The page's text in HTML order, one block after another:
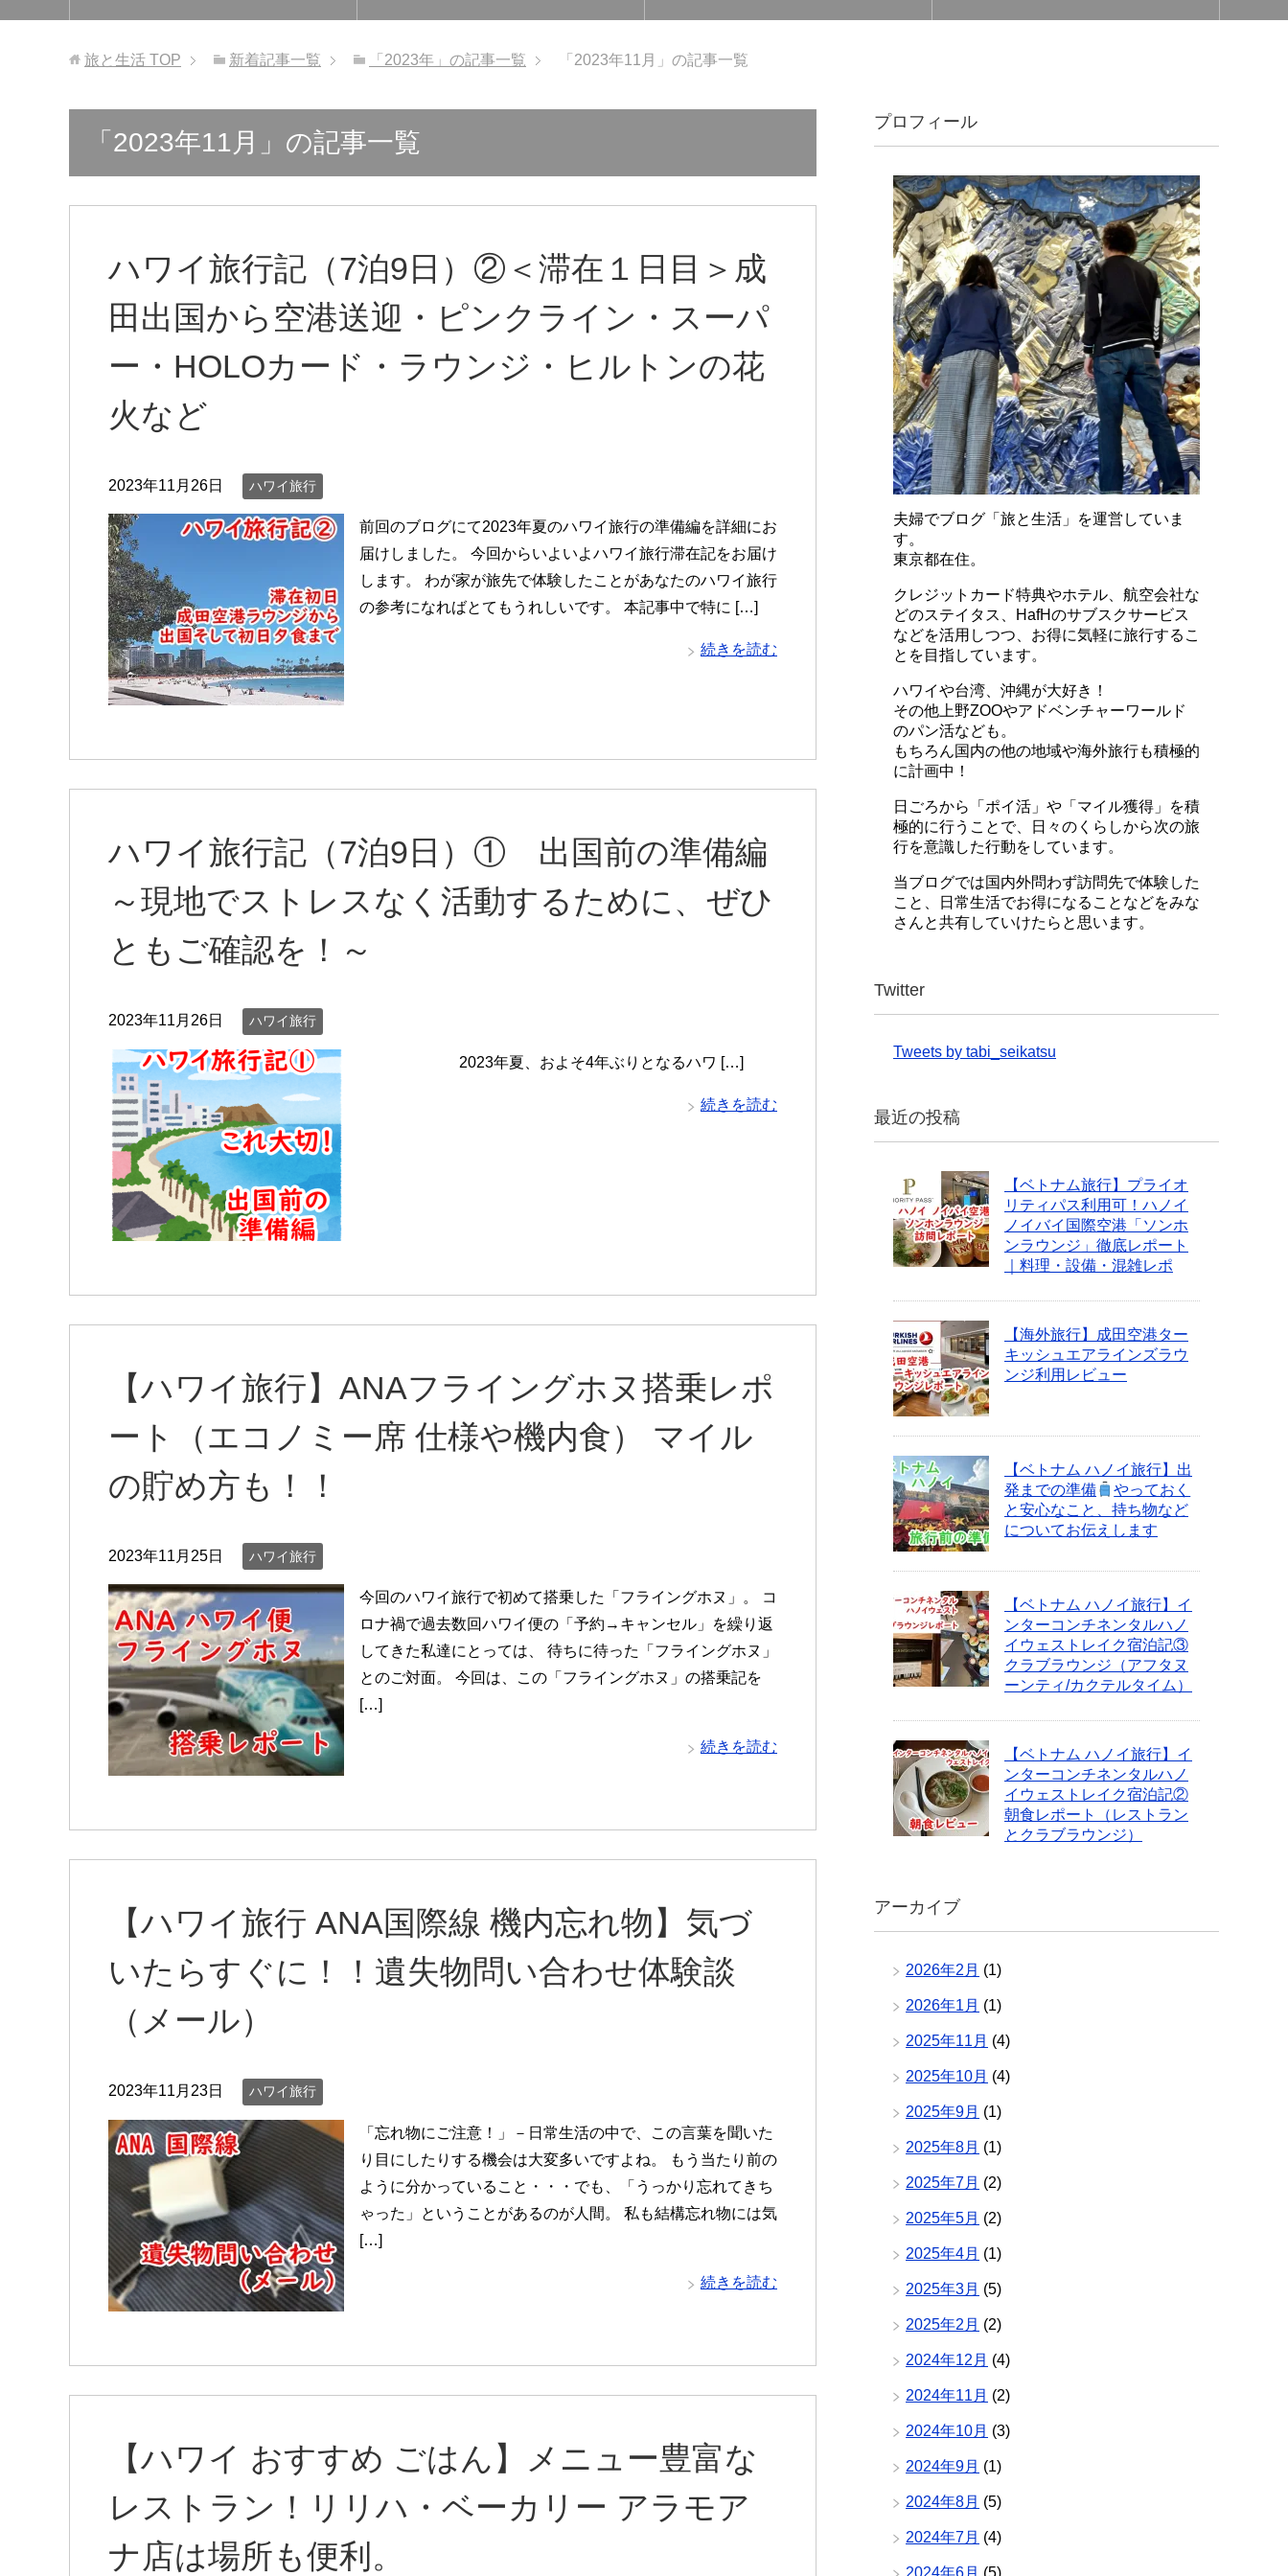
旅と生活 TOP 新着記事一覧 「2023年」の記事一覧 「2023年11月」の記事一覧
「2023年11月」の記事一覧
ハワイ旅行記（7泊9日）②＜滞在１日目＞成
田出国から空港送迎・ピンクライン・スーパ
ー・HOLOカード・ラウンジ・ヒルトンの花
火など
2023年11月26日 ハワイ旅行
前回のブログにて2023年夏のハワイ旅行の準備編を詳細にお
届けしました。 今回からいよいよハワイ旅行滞在記をお届け
します。 わが家が旅先で体験したことがあなたのハワイ旅行
の参考になればとてもうれしいです。 本記事中で特に […]
続きを読む
ハワイ旅行記（7泊9日）① 出国前の準備編
～現地でストレスなく活動するために、ぜひ
ともご確認を！～
2023年11月26日 ハワイ旅行
2023年夏、およそ4年ぶりとなるハワ […]
続きを読む
【ハワイ旅行】ANAフライングホヌ搭乗レポ
ート（エコノミー席 仕様や機内食） マイル
の貯め方も！！
2023年11月25日 ハワイ旅行
今回のハワイ旅行で初めて搭乗した「フライングホヌ」。 コ
ロナ禍で過去数回ハワイ便の「予約→キャンセル」を繰り返
してきた私達にとっては、 待ちに待った「フライングホヌ」
とのご対面。 今回は、この「フライングホヌ」の搭乗記を
[…]
続きを読む
【ハワイ旅行 ANA国際線 機内忘れ物】気づ
いたらすぐに！！遺失物問い合わせ体験談
（メール）
2023年11月23日 ハワイ旅行
「忘れ物にご注意！」－日常生活の中で、この言葉を聞いた
り目にしたりする機会は大変多いですよね。 もう当たり前の
ように分かっていること・・・でも、「うっかり忘れてきち
ゃった」ということがあるのが人間。 私も結構忘れ物には気
[…]
続きを読む
【ハワイ おすすめ ごはん】メニュー豊富な
レストラン！リリハ・ベーカリー アラモア
ナ店は場所も便利。
プロフィール
夫婦でブログ「旅と生活」を運営していま
す。
東京都在住。
クレジットカード特典やホテル、航空会社な
どのステイタス、HafHのサブスクサービス
などを活用しつつ、お得に気軽に旅行するこ
とを目指しています。
ハワイや台湾、沖縄が大好き！
その他上野ZOOやアドベンチャーワールド
のパン活なども。
もちろん国内の他の地域や海外旅行も積極的
に計画中！
日ごろから「ポイ活」や「マイル獲得」を積
極的に行うことで、日々のくらしから次の旅
行を意識した行動をしています。
当ブログでは国内外問わず訪問先で体験した
こと、日常生活でお得になることなどをみな
さんと共有していけたらと思います。
Twitter
Tweets by tabi_seikatsu
最近の投稿
【ベトナム旅行】プライオ
リティパス利用可！ハノイ
ノイバイ国際空港「ソンホ
ンラウンジ」徹底レポート
｜料理・設備・混雑レポ
【海外旅行】成田空港ター
キッシュエアラインズラウ
ンジ利用レビュー
【ベトナム ハノイ旅行】出
発までの準備
やっておく
と安心なこと、持ち物など
についてお伝えします
【ベトナム ハノイ旅行】イ
ンターコンチネンタルハノ
イウェストレイク宿泊記③
クラブラウンジ（アフタヌ
ーンティ/カクテルタイム）
【ベトナム ハノイ旅行】イ
ンターコンチネンタルハノ
イウェストレイク宿泊記②
朝食レポート（レストラン
とクラブラウンジ）
アーカイブ
2026年2月 (1)
2026年1月 (1)
2025年11月 (4)
2025年10月 (4)
2025年9月 (1)
2025年8月 (1)
2025年7月 (2)
2025年5月 (2)
2025年4月 (1)
2025年3月 (5)
2025年2月 (2)
2024年12月 (4)
2024年11月 (2)
2024年10月 (3)
2024年9月 (1)
2024年8月 (5)
2024年7月 (4)